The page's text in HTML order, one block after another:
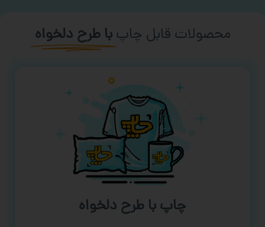
محصولات قابل چاپ با طرح دلخواه
چاپ با طرح دلخواه